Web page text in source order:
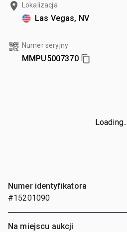
Lokalizacja
Las Vegas, NV
Numer seryjny
MMPU5007370
Loading...
Numer identyfikatora
#15201090
Na miejscu aukcji